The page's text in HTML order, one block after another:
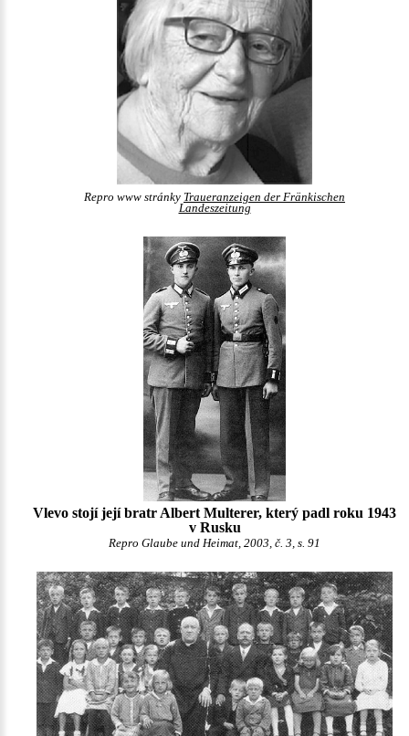
Repro www stránky Traueranzeigen der Fränkischen
Landeszeitung
Vlevo stojí její bratr Albert Multerer, který padl roku 1943
v Rusku
Repro Glaube und Heimat, 2003, č. 3, s. 91